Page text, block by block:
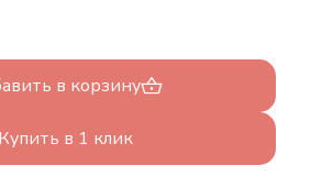
в корзину
Купить в 1 клик